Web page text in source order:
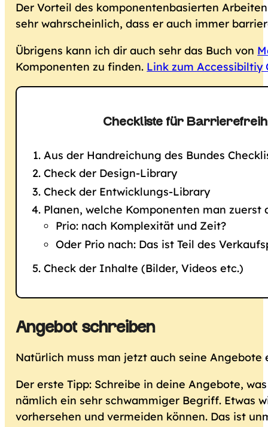
Der Vorteil des komponentenbasierten
sehr wahrscheinlich, dass er auch immer
Übrigens kann ich dir auch sehr das Buch von
Komponenten zu finden. Link zum Accessibiltiy
Checkliste für
Aus der Handreichung des Bundes
Check der Design-Library
Check der Entwicklungs-Library
Planen, welche Komponenten man zuerst
Prio: nach Komplexität und Zeit?
Oder Prio nach: Das ist Teil des
Check der Inhalte (Bilder, Videos etc.)
Angebot schreiben
Natürlich muss man jetzt auch seine
Der erste Tipp: Schreibe in deine Angebote,
nämlich ein sehr schwammiger Begriff. Etwas
vorhersehen und vermeiden können. Das ist